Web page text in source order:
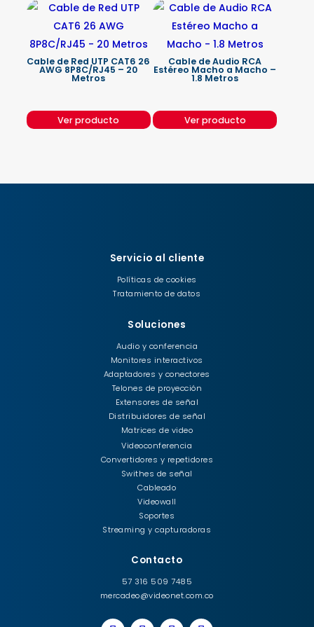
Cable de Red UTP CAT6 26
AWG 8P8C/RJ45 – 20
Metros
Ver producto
Cable de Audio RCA
Estéreo Macho a Macho –
1.8 Metros
Ver producto
Servicio al cliente
Políticas de cookies
Tratamiento de datos
Soluciones
Audio y conferencia
Monitores interactivos
Adaptadores y conectores
Telones de proyección
Extensores de señal
Distribuidores de señal
Matrices de video
Videoconferencia
Convertidores y repetidores
Swithes de señal
Cableado
Videowall
Soportes
Streaming y capturadoras
Contacto
57 316 509 7485
mercadeo@videonet.com.co